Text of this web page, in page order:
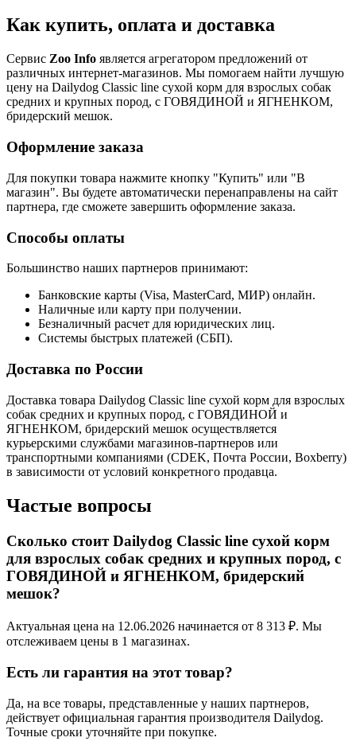
Как купить, оплата и доставка
Сервис Zoo Info является агрегатором предложений от
различных интернет-магазинов. Мы помогаем найти лучшую
цену на Dailydog Classic line сухой корм для взрослых собак
средних и крупных пород, с ГОВЯДИНОЙ и ЯГНЕНКОМ,
бридерский мешок.
Оформление заказа
Для покупки товара нажмите кнопку "Купить" или "В
магазин". Вы будете автоматически перенаправлены на сайт
партнера, где сможете завершить оформление заказа.
Способы оплаты
Большинство наших партнеров принимают:
Банковские карты (Visa, MasterCard, МИР) онлайн.
Наличные или карту при получении.
Безналичный расчет для юридических лиц.
Системы быстрых платежей (СБП).
Доставка по России
Доставка товара Dailydog Classic line сухой корм для взрослых
собак средних и крупных пород, с ГОВЯДИНОЙ и
ЯГНЕНКОМ, бридерский мешок осуществляется
курьерскими службами магазинов-партнеров или
транспортными компаниями (CDEK, Почта России, Boxberry)
в зависимости от условий конкретного продавца.
Частые вопросы
Сколько стоит Dailydog Classic line сухой корм
для взрослых собак средних и крупных пород, с
ГОВЯДИНОЙ и ЯГНЕНКОМ, бридерский
мешок?
Актуальная цена на 12.06.2026 начинается от 8 313 ₽. Мы
отслеживаем цены в 1 магазинах.
Есть ли гарантия на этот товар?
Да, на все товары, представленные у наших партнеров,
действует официальная гарантия производителя Dailydog.
Точные сроки уточняйте при покупке.